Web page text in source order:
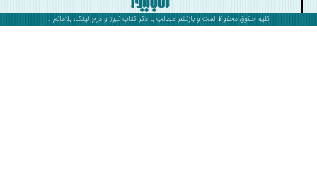
کلیه حقوق محفوظ است و بازنشر مطالب با ذکرکتاب نیوز و درج لینک، بلامانع .